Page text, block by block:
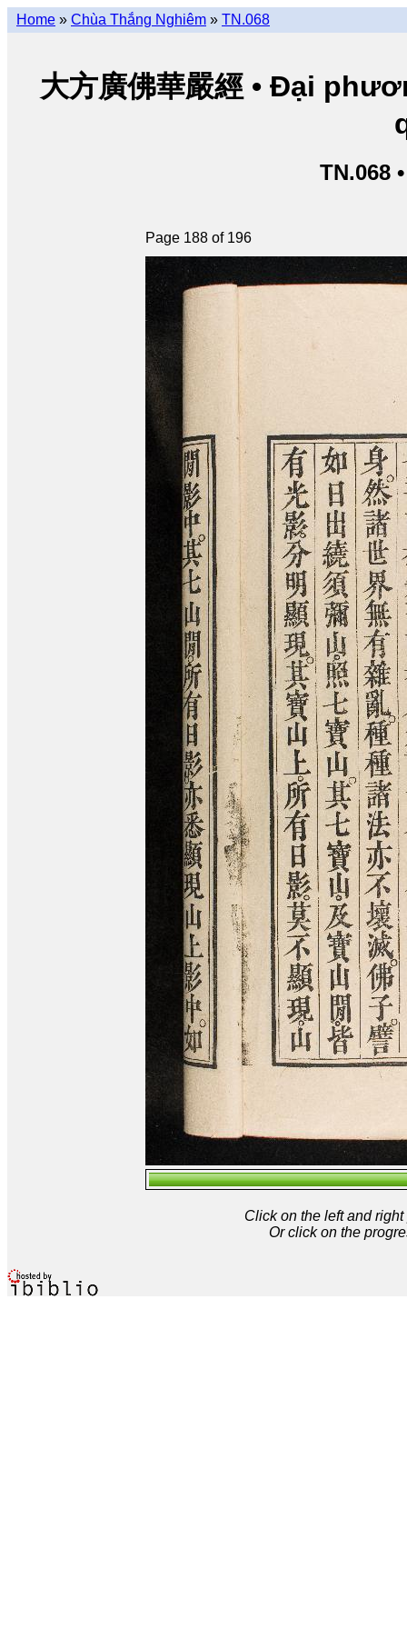
Home » Chùa Thắng Nghiêm » TN.068
大方廣佛華嚴經 • Đại
TN.068
Page 188 of 196
Click on the left and
Or click on the